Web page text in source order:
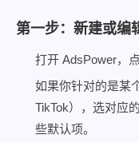
第一步：新建或编
打开 AdsPower，
如果你针对的是某
TikTok），选对应
些默认项。